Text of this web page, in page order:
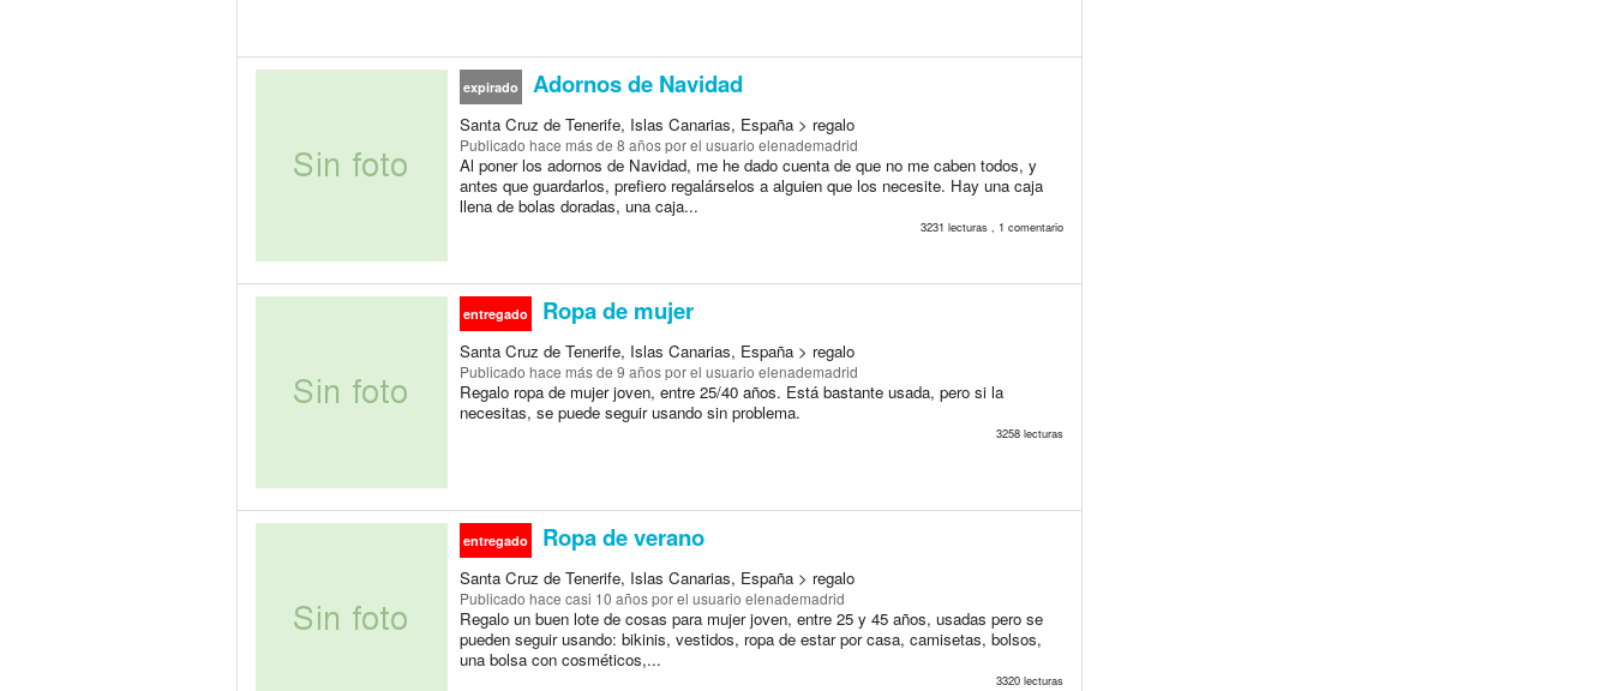
expirado Adornos de Navidad
Santa Cruz de Tenerife, Islas Canarias, España > regalo
Publicado hace más de 8 añospor el usuario elenademadrid
Al poner los adornos de Navidad, me he dado cuenta de que no me caben todos, y
antes que guardarlos, prefiero regalárselos a alguien que los necesite. Hay una caja
llena de bolas doradas, una caja...
3231 lecturas , 1 comentario
entregado Ropa de mujer
Santa Cruz de Tenerife, Islas Canarias, España > regalo
Publicado hace más de 9 añospor el usuario elenademadrid
Regalo ropa de mujer joven, entre 25/40 años. Está bastante usada, pero si la
necesitas, se puede seguir usando sin problema.
3258 lecturas
entregado Ropa de verano
Santa Cruz de Tenerife, Islas Canarias, España > regalo
Publicado hace casi 10 añospor el usuario elenademadrid
Regalo un buen lote de cosas para mujer joven, entre 25 y 45 años, usadas pero se
pueden seguir usando: bikinis, vestidos, ropa de estar por casa, camisetas, bolsos,
una bolsa con cosméticos,...
3320 lecturas